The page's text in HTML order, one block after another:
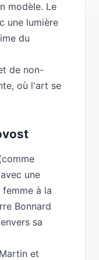
modèle. Le
une lumière
du
de non-
où l'art se
une
à la
Bonnard
sa
et